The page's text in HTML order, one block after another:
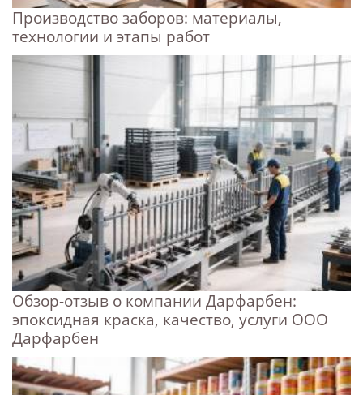
Производство заборов: материалы,
технологии и этапы работ
Обзор-отзыв о компании Дарфарбен:
эпоксидная краска, качество, услуги ООО
Дарфарбен